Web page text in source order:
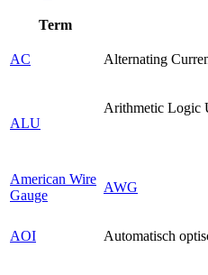
Term
AC Alternating
ALU
Arithmetic Logic
American Wire
Gauge
AWG
AOI Automatisch